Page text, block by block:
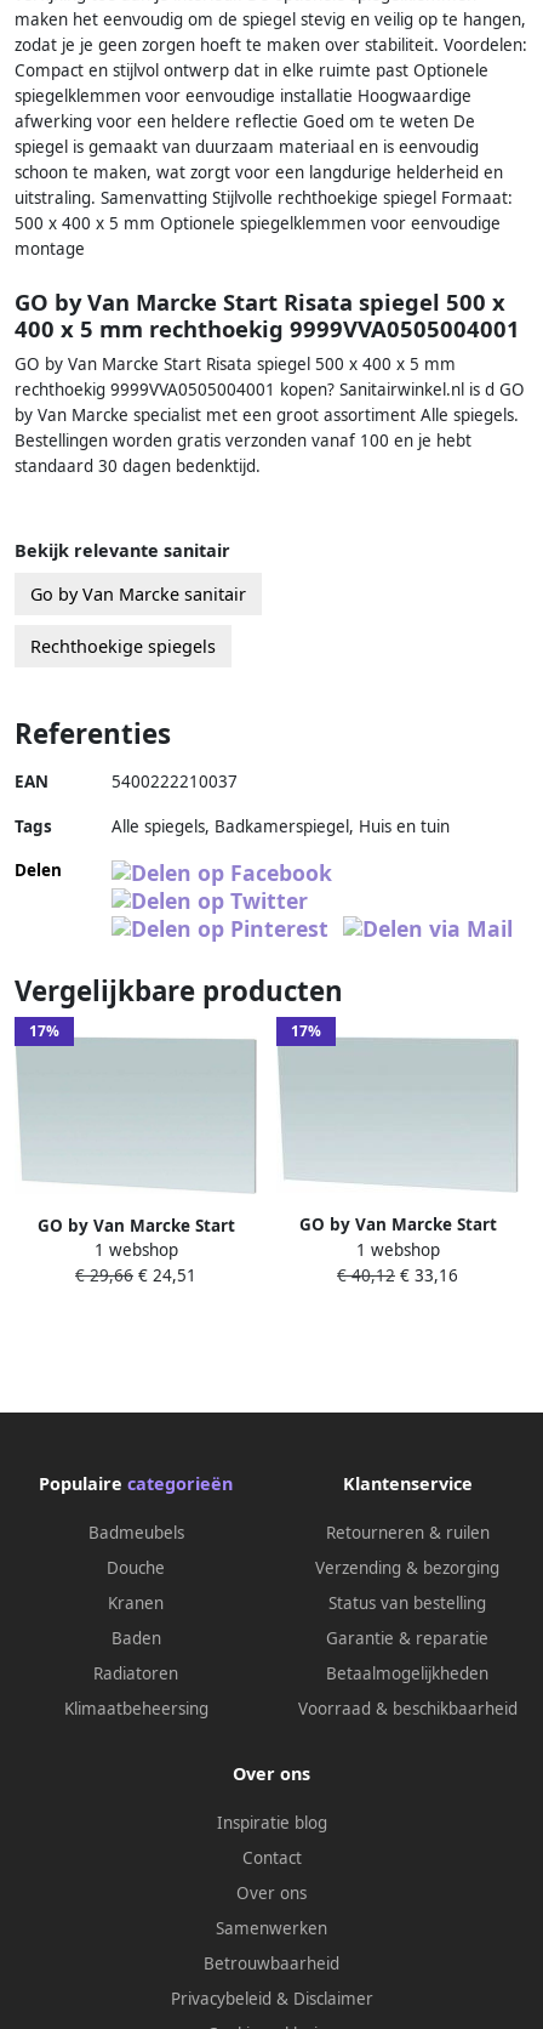
maken het eenvoudig om de spiegel stevig en veilig op te hangen,
zodat je je geen zorgen hoeft te maken over stabiliteit. Voordelen:
Compact en stijlvol ontwerp dat in elke ruimte past Optionele
spiegelklemmen voor eenvoudige installatie Hoogwaardige
afwerking voor een heldere reflectie Goed om te weten De
spiegel is gemaakt van duurzaam materiaal en is eenvoudig
schoon te maken, wat zorgt voor een langdurige helderheid en
uitstraling. Samenvatting Stijlvolle rechthoekige spiegel Formaat:
500 x 400 x 5 mm Optionele spiegelklemmen voor eenvoudige
montage
GO by Van Marcke Start Risata spiegel 500 x
400 x 5 mm rechthoekig 9999VVA0505004001
GO by Van Marcke Start Risata spiegel 500 x 400 x 5 mm
rechthoekig 9999VVA0505004001 kopen? Sanitairwinkel.nl is d GO
by Van Marcke specialist met een groot assortiment Alle spiegels.
Bestellingen worden gratis verzonden vanaf 100 en je hebt
standaard 30 dagen bedenktijd.
Bekijk relevante sanitair
Go by Van Marcke sanitair
Rechthoekige spiegels
Referenties
EAN 5400222210037
Tags
Alle spiegels, Badkamerspiegel, Huis en tuin
Delen
Vergelijkbare producten
17%
GO by Van Marcke Start
Risata spiegel 300 x 400 x 5
mm rechthoekig
1 webshop
€ 29,66 € 24,51
17%
GO by Van Marcke Start
Risata spiegel 600 x 400 x 5
mm rechthoekig
1 webshop
€ 40,12 € 33,16
Populaire categorieën
Badmeubels
Douche
Kranen
Baden
Radiatoren
Klimaatbeheersing
Klantenservice
Retourneren & ruilen
Verzending & bezorging
Status van bestelling
Garantie & reparatie
Betaalmogelijkheden
Voorraad & beschikbaarheid
Over ons
Inspiratie blog
Contact
Over ons
Samenwerken
Betrouwbaarheid
Privacybeleid & Disclaimer